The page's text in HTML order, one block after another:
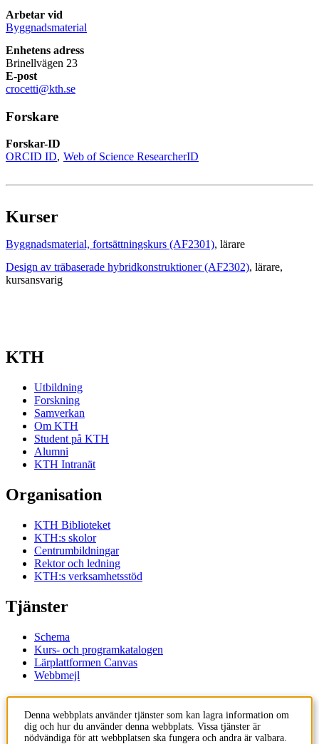
Arbetar vid
Byggnadsmaterial
Enhetens adress
Brinellvägen 23
E-post
crocetti@kth.se
Forskare
Forskar-ID
ORCID ID Web of Science ResearcherID
Kurser
Byggnadsmaterial, fortsättningskurs (AF2301), lärare
Design av träbaserade hybridkonstruktioner (AF2302), lärare,
kursansvarig
KTH
Utbildning
Forskning
Samverkan
Om KTH
Student på KTH
Alumni
KTH Intranät
Organisation
KTH Biblioteket
KTH:s skolor
Centrumbildningar
Rektor och ledning
KTH:s verksamhetsstöd
Tjänster
Schema
Kurs- och programkatalogen
Lärplattformen Canvas
Webbmejl
Kontakt
KTH
Denna webbplats använder tjänster som kan lagra information om
dig och hur du använder denna webbplats. Vissa tjänster är
nödvändiga för att webbplatsen ska fungera och andra är valbara.